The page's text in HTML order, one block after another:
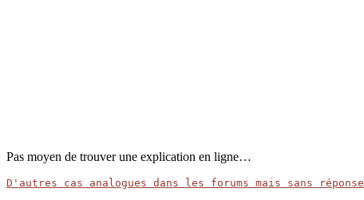
Pas moyen de trouver une explication en ligne…
D'autres cas analogues dans les forums mais sans réponse